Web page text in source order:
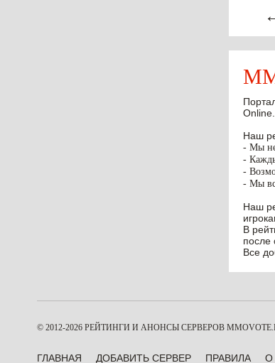
Online.
Наш
- Мы не
-
-
- Мы
Наш
В
после
Все
© 2012-2026 РЕЙТИНГИ И АНОНСЫ СЕРВЕРОВ
ГЛАВНАЯ ДОБАВИТЬ СЕРВЕР ПРАВИЛА О